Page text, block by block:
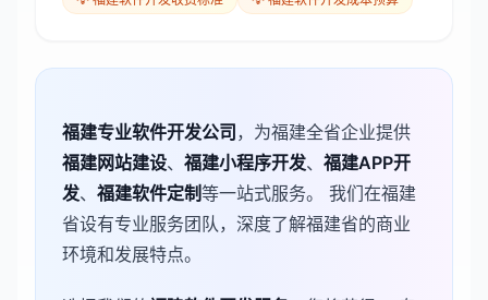
福建专业软件开发公司 ，为福建全省企业提供
福建网站建设、 福建小程序开发、 福建APP开
发、 福建软件定制等一站式服务。 我们在福建
省设有专业服务团队，深度了解福建省的商业
环境和发展特点。